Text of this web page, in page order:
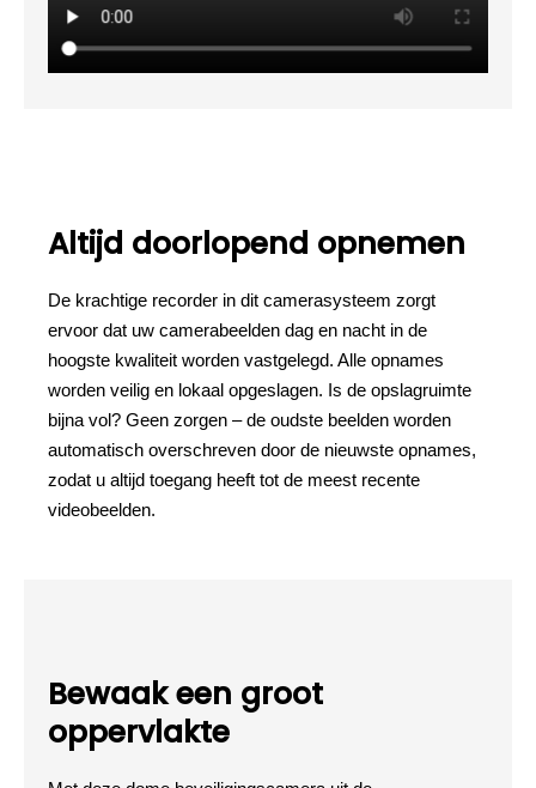
Altijd doorlopend opnemen
De krachtige recorder in dit camerasysteem zorgt
ervoor dat uw camerabeelden dag en nacht in de
hoogste kwaliteit worden vastgelegd. Alle opnames
worden veilig en lokaal opgeslagen. Is de opslagruimte
bijna vol? Geen zorgen – de oudste beelden worden
automatisch overschreven door de nieuwste opnames,
zodat u altijd toegang heeft tot de meest recente
videobeelden.
Bewaak een groot
oppervlakte